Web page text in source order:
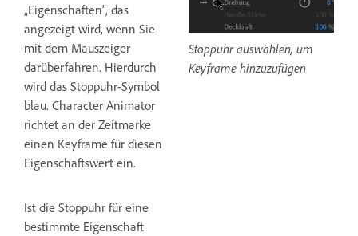
„Eigenschaften“, das
angezeigt wird, wenn Sie
mit dem Mauszeiger
darüberfahren. Hierdurch
wird das Stoppuhr-Symbol
blau. Character Animator
richtet an der Zeitmarke
einen Keyframe für diesen
Eigenschaftswert ein.
Ist die Stoppuhr für eine
bestimmte Eigenschaft
Stoppuhr auswählen, um
Keyframe hinzuzufügen